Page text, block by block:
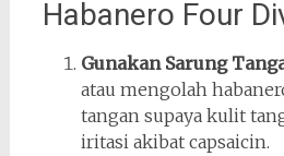
Habanero Four
Gunakan Sarung
atau mengolah
tangan supaya kulit
iritasi akibat capsaicin.